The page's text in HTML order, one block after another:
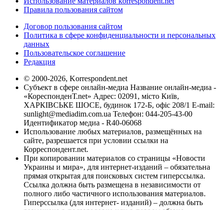
Правила пользования сайтом
Договор пользования сайтом
Политика в сфере конфиденциальности и персональных
данных
Пользовательское соглашение
Редакция
© 2000-2026, Korrespondent.net
Субъект в сфере онлайн-медиа Название онлайн-медиа -
«КореспонденТ.net» Адрес: 02091, місто Київ,
ХАРКІВСЬКЕ ШОСЕ, будинок 172-Б, офіс 208/1 E-mail:
sunlight@mediadim.com.ua Телефон: 044-205-43-00
Идентификатор медиа - R40-06068
Использование любых материалов, размещённых на
сайте, разрешается при условии ссылки на
Корреспондент.net.
При копировании материалов со страницы «Новости
Украины и мира», для интернет-изданий – обязательна
прямая открытая для поисковых систем гиперссылка.
Ссылка должна быть размещена в независимости от
полного либо частичного использования материалов.
Гиперссылка (для интернет- изданий) – должна быть